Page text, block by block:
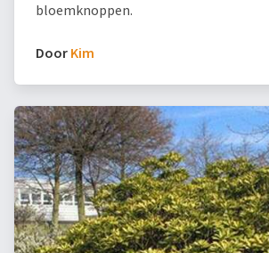
bloemknoppen.
Door Kim